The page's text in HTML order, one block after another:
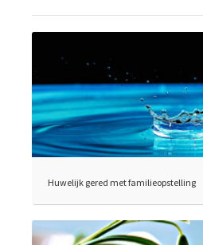
Huwelijk gered met familieopstelling